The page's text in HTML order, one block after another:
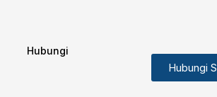
Hubungi
Hubungi